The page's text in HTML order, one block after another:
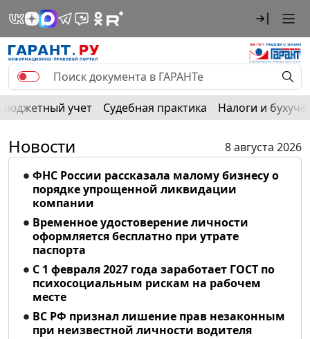
Бюджетный учет Судебная практика Налоги и
Новости
8 августа 2026
ФНС России рассказала малому бизнесу о
порядке упрощенной ликвидации
компании
Временное удостоверение личности
оформляется бесплатно при утрате
паспорта
С 1 февраля 2027 года заработает ГОСТ по
психосоциальным рискам на рабочем
месте
ВС РФ признал лишение прав незаконным
при неизвестной личности водителя